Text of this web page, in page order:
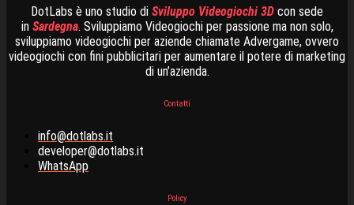
DotLabs è uno studio di Sviluppo Videogiochi 3D con sede
in Sardegna. Sviluppiamo Videogiochi per passione ma non solo,
sviluppiamo videogiochi per aziende chiamate Advergame, ovvero
videogiochi con fini pubblicitari per aumentare il potere di marketing
di un’azienda.
Contatti
info@dotlabs.it
developer@dotlabs.it
WhatsApp
Policy